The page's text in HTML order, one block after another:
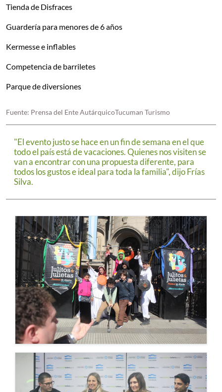
"El evento justo se hace en un fin de semana en el que
todo el país está de vacaciones. Quienes nos visiten se
van a encontrar con una propuesta diferente, para
todos los gustos e ideal para toda la familia", dijo Frías
Silva.
Tienda de Disfraces
Guardería para menores de 6 años
Kermesse e inflables
Competencia de barriletes
Parque de diversiones
Fuente: Prensa del Ente AutárquicoTucuman Turismo